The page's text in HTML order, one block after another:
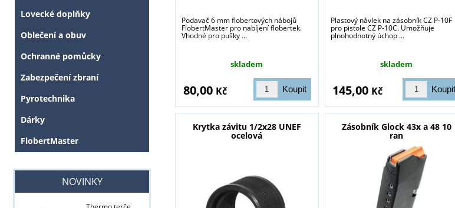
Podavač 6 mm flobertových nábojů
FlobertMaster pro nabíjení flobertek.
Vhodné pro pušky ...
skladem
80,00 Kč
Plastový návlek na zásobník CZ P-10F
pro pistole CZ P-10C. Umožňuje
plnohodnotný úchop ...
skladem
145,00 Kč
Krytka závitu 1/2x28 UNEF
ocelová
Zásobník Glock 43x a 48 10
ran
Lovecké doplňky
Oblečení a obuv
Ochranné pomůcky
Zabezpečení zbraní
Pyrotechnika
Dárky
FlobertMaster
NOVINKY